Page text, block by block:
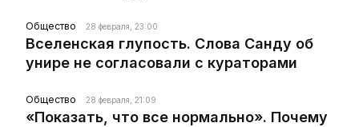
Общество 28 февраля, 23:00
Вселенская глупость. Слова Санду об
унире не согласовали с кураторами
Общество 28 февраля, 21:09
«Показать, что все нормально». Почему